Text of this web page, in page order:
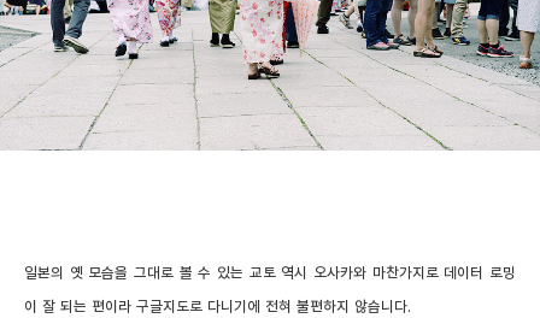
일본의 옛 모습을 그대로 볼 수 있는 교토 역시 오사카와 마찬가지로 데이터 로밍
이 잘 되는 편이라 구글지도로 다니기에 전혀 불편하지 않습니다.